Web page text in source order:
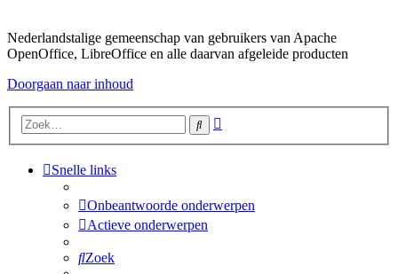
Nederlandstalige gemeenschap van gebruikers van Apache
OpenOffice, LibreOffice en alle daarvan afgeleide producten
Doorgaan naar inhoud
Zoek
Snelle links
Onbeantwoorde onderwerpen
Actieve onderwerpen
Zoek